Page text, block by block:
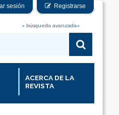
sesión Registrarse
» búsqueda avanzada«
ACERCA DE LA
REVISTA